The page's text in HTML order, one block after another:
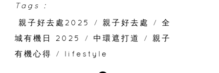
Tags :
親子好去處2025
/ 親子好去處 /
全
城有機日 2025
/ 中環遮打道 /
親子
有機心得
/ lifestyle